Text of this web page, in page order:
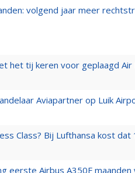
volgend jaar meer
het tij keren voor geplaagd Air
Aviapartner op Luik
Class? Bij Lufthansa kost
eerste Airbus A350F